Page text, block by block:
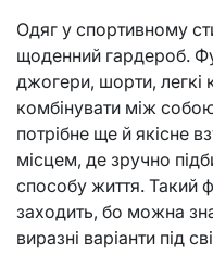
Одяг у спортивному
щоденний гардероб.
джогери, шорти,
комбінувати між
потрібне ще й якісне
місцем, де зручно
способу життя. Такий
заходить, бо можна
виразні варіанти під